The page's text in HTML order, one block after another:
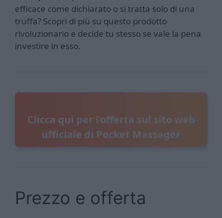
efficace come dichiarato o si tratta solo di una
truffa? Scopri di più su questo prodotto
rivoluzionario e decide tu stesso se vale la pena
investire in esso.
Clicca qui per l’offerta sul sito web
ufficiale di Pocket Massager
Prezzo e offerta